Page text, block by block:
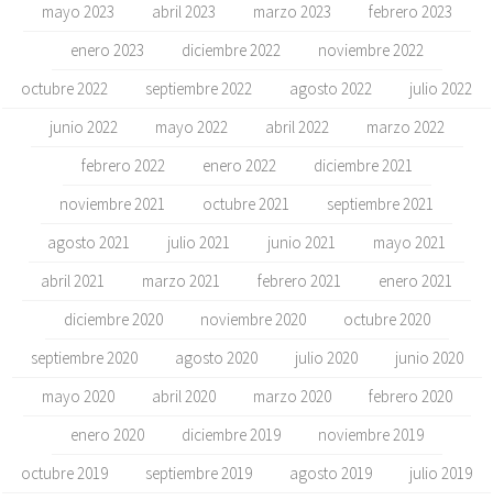
mayo 2023
abril 2023 marzo 2023
febrero 2023
enero 2023
diciembre 2022
noviembre 2022
octubre 2022
septiembre 2022 agosto 2022
julio 2022
junio 2022
mayo 2022 abril 2022
marzo 2022
febrero 2022
enero 2022
diciembre 2021
noviembre 2021
octubre 2021
septiembre 2021
agosto 2021
julio 2021 junio 2021
mayo 2021
abril 2021
marzo 2021 febrero 2021
enero 2021
diciembre 2020
noviembre 2020
octubre 2020
septiembre 2020
agosto 2020 julio 2020
junio 2020
mayo 2020
abril 2020 marzo 2020
febrero 2020
enero 2020
diciembre 2019
noviembre 2019
octubre 2019
septiembre 2019 agosto 2019
julio 2019